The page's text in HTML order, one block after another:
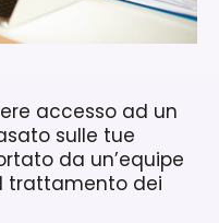
accesso ad un
sulle tue
da un’equipe
trattamento dei